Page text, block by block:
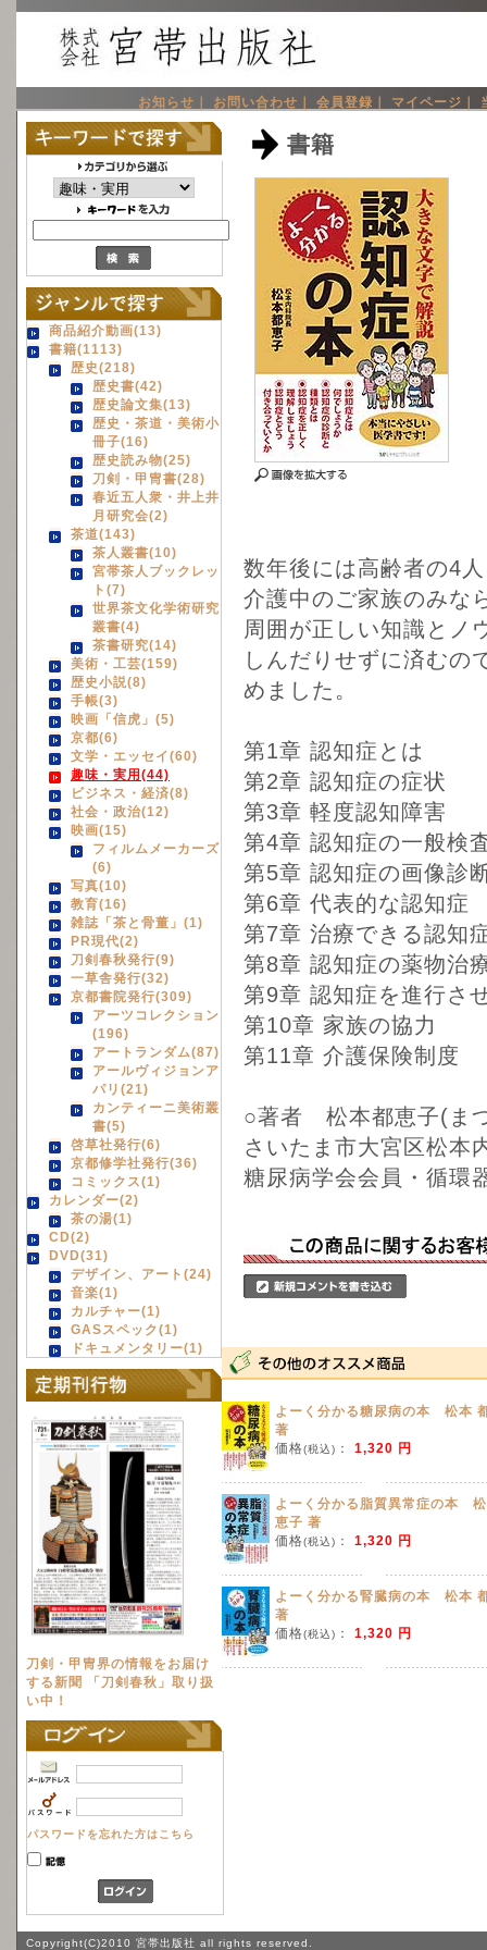
お知らせ｜ お問い合わせ｜ 会員登録｜ マイページ｜
商品紹介動画(13)
書籍(1113)
歴史(218)
歴史書(42)
歴史論文集(13)
歴史・茶道・美術小
冊子(16)
歴史読み物(25)
刀剣・甲冑書(28)
春近五人衆・井上井
月研究会(2)
茶道(143)
茶人叢書(10)
宮帯茶人ブックレッ
ト(7)
世界茶文化学術研究
叢書(4)
茶書研究(14)
美術・工芸(159)
歴史小説(8)
手帳(3)
映画「信虎」(5)
京都(6)
文学・エッセイ(60)
趣味・実用(44)
ビジネス・経済(8)
社会・政治(12)
映画(15)
フィルムメーカーズ
(6)
写真(10)
教育(16)
雑誌「茶と骨董」(1)
PR現代(2)
刀剣春秋発行(9)
一草舎発行(32)
京都書院発行(309)
アーツコレクション
(196)
アートランダム(87)
アールヴィジョンア
パリ(21)
カンティーニ美術叢
書(5)
啓草社発行(6)
京都修学社発行(36)
コミックス(1)
カレンダー(2)
茶の湯(1)
CD(2)
DVD(31)
デザイン、アート(24)
音楽(1)
カルチャー(1)
GASスペック(1)
ドキュメンタリー(1)
刀剣・甲冑界の情報をお届け
する新聞 「刀剣春秋」取り扱
い中！
パスワードを忘れた方はこちら
書籍
数年後には高齢者の4
介護中のご家族のみな
周囲が正しい知識とノ
しんだりせずに済むの
めました。
第1章 認知症とは
第2章 認知症の症状
第3章 軽度認知障害
第4章 認知症の一般検
第5章 認知症の画像診
第6章 代表的な認知症
第7章 治療できる認知
第8章 認知症の薬物治
第9章 認知症を進行さ
第10章 家族の協力
第11章 介護保険制度
○著者 松本都恵子(ま
さいたま市大宮区松本
糖尿病学会会員・循環
よーく分かる糖尿病の本 松本
著
価格(税込) ： 1,320 円
よーく分かる脂質異常症の本
恵子 著
価格(税込) ： 1,320 円
よーく分かる腎臓病の本 松本
著
価格(税込) ： 1,320 円
Copyright(C)2010 宮帯出版社 all rights reserved.